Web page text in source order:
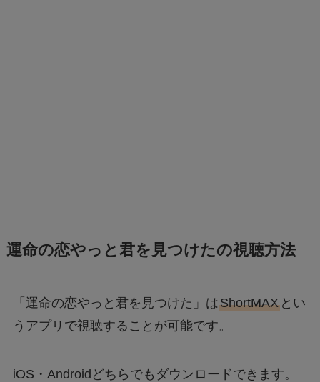
運命の恋やっと君を見つけたの視聴方法
「運命の恋やっと君を見つけた」はShortMAXとい
うアプリで視聴することが可能です。
iOS・Androidどちらでもダウンロードできます。